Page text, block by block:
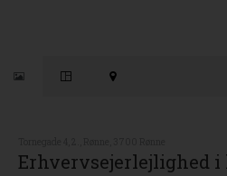
Erhvervsejerlejlighed i